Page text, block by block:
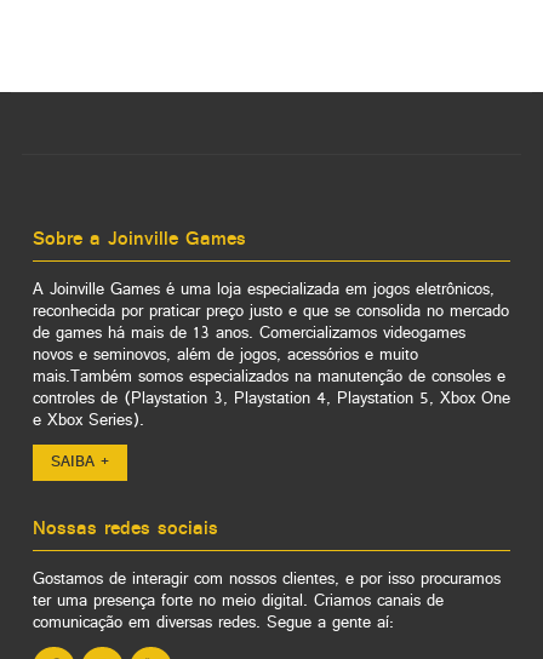
Sobre a Joinville Games
A Joinville Games é uma loja especializada em jogos eletrônicos,
reconhecida por praticar preço justo e que se consolida no mercado
de games há mais de 13 anos. Comercializamos videogames
novos e seminovos, além de jogos, acessórios e muito
mais.Também somos especializados na manutenção de consoles e
controles de (Playstation 3, Playstation 4, Playstation 5, Xbox One
e Xbox Series).
SAIBA +
Nossas redes sociais
Gostamos de interagir com nossos clientes, e por isso procuramos
ter uma presença forte no meio digital. Criamos canais de
comunicação em diversas redes. Segue a gente aí: